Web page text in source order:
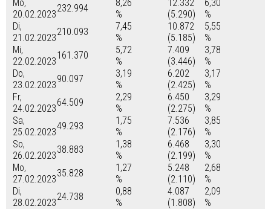
Mo,
20.02.2023
232.994
8,26
%
12.332
(5.290)
6,30
%
Di,
21.02.2023
210.093
7,45
%
10.872
(5.185)
5,55
%
Mi,
22.02.2023
161.370
5,72
%
7.409
(3.446)
3,78
%
Do,
23.02.2023
90.097
3,19
%
6.202
(2.425)
3,17
%
Fr,
24.02.2023
64.509
2,29
%
6.450
(2.275)
3,29
%
Sa,
25.02.2023
49.293
1,75
%
7.536
(2.176)
3,85
%
So,
26.02.2023
38.883
1,38
%
6.468
(2.199)
3,30
%
Mo,
27.02.2023
35.828
1,27
%
5.248
(2.110)
2,68
%
Di,
28.02.2023
24.738
0,88
%
4.087
(1.808)
2,09
%